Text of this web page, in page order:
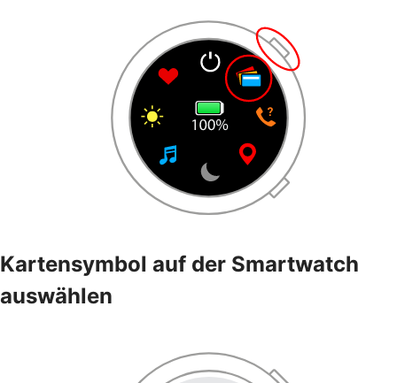
Kartensymbol auf der Smartwatch
auswählen